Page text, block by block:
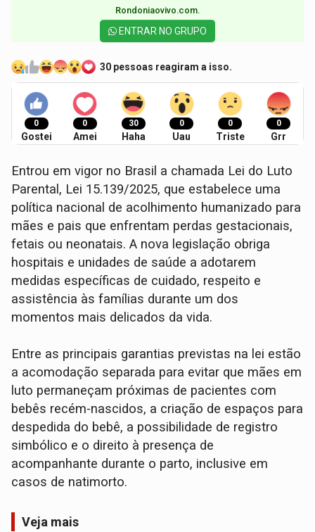
Rondoniaovivo.com.​
ENTRAR NO GRUPO
30 pessoas reagiram a isso.
0
Gostei
0
Amei
30
Haha
0
Uau
0
Triste
0
Grr
Entrou em vigor no Brasil a chamada Lei do Luto
Parental, Lei 15.139/2025, que estabelece uma
política nacional de acolhimento humanizado para
mães e pais que enfrentam perdas gestacionais,
fetais ou neonatais. A nova legislação obriga
hospitais e unidades de saúde a adotarem
medidas específicas de cuidado, respeito e
assistência às famílias durante um dos
momentos mais delicados da vida.
Entre as principais garantias previstas na lei estão
a acomodação separada para evitar que mães em
luto permaneçam próximas de pacientes com
bebês recém-nascidos, a criação de espaços para
despedida do bebê, a possibilidade de registro
simbólico e o direito à presença de
acompanhante durante o parto, inclusive em
casos de natimorto.
Veja mais